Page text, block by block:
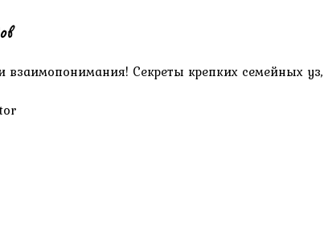
Секреты крепких семейных